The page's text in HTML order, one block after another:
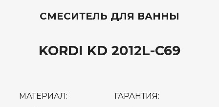
СМЕСИТЕЛЬ ДЛЯ ВАННЫ
KORDI KD 2012L-C69
МАТЕРИАЛ:
ГАРАНТИЯ: